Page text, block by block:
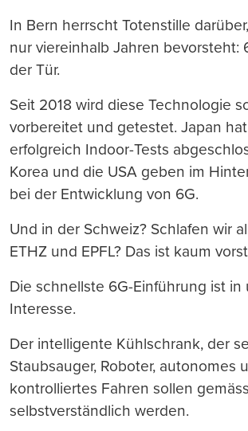
In Bern herrscht Totenstille
nur viereinhalb Jahren bevorsteht:
der Tür.
Seit 2018 wird diese Technologie
vorbereitet und getestet. Japan
erfolgreich Indoor-Tests
Korea und die USA geben im
bei der Entwicklung von 6G.
Und in der Schweiz? Schlafen wir
ETHZ und EPFL? Das ist kaum
Die schnellste 6G-Einführung ist in
Interesse.
Der intelligente Kühlschrank, der
Staubsauger, Roboter, autonomes
kontrolliertes Fahren sollen
selbstverständlich werden.